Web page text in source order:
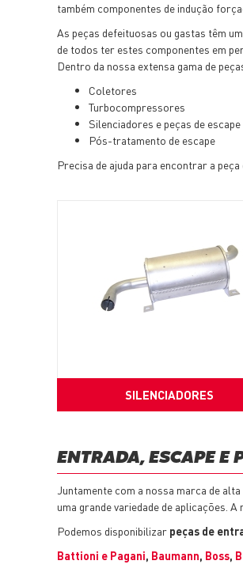
também componentes de indução
As peças defeituosas ou gastas têm
de todos ter estes componentes em
Dentro da nossa extensa gama de
Coletores
Turbocompressores
Silenciadores e peças de escape
Pós-tratamento de escape
Precisa de ajuda para encontrar a peça
SILENCIADORES
ENTRADA, ESCAPE E
Juntamente com a nossa marca de alta
uma grande variedade de aplicações.
Podemos disponibilizar peças de
Battioni e Pagani, Baumann, Boss,